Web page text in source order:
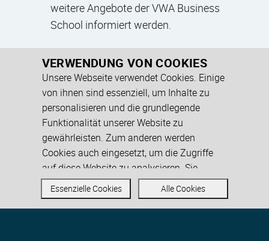
weitere Angebote der VWA Business
School informiert werden.
Jetzt anmelden!
VERWENDUNG VON COOKIES
Unsere Webseite verwendet Cookies. Einige
von ihnen sind essenziell, um Inhalte zu
personalisieren und die grundlegende
Funktionalität unserer Website zu
gewährleisten. Zum anderen werden
Cookies auch eingesetzt, um die Zugriffe
auf diese Website zu analysieren. Sie
können den Einsatz von allen, inkl. der nicht
notwendigen Cookies akzeptieren oder
auch nur auf essenzielle Cookies
Essenzielle Cookies Alle Cookies